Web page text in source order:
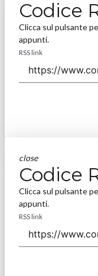
Codice
Clicca sul pulsante
appunti.
RSS link
close
Codice
Clicca sul pulsante
appunti.
RSS link